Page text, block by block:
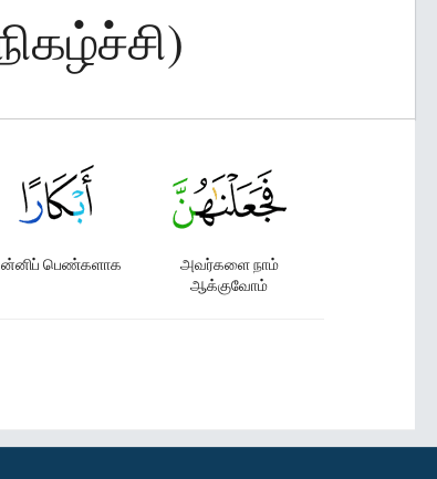
அவர்களை நாம்
ஆக்குவோம்
பெண்களாக